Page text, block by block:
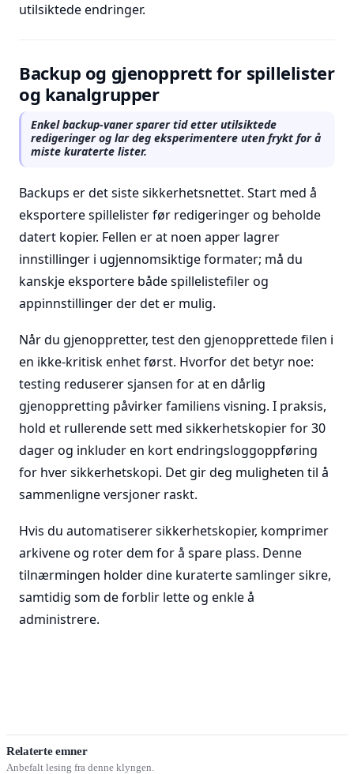
utilsiktede endringer.
Backup og gjenopprett for spillelister
og kanalgrupper
Enkel backup-vaner sparer tid etter utilsiktede
redigeringer og lar deg eksperimentere uten frykt for å
miste kuraterte lister.
Backups er det siste sikkerhetsnettet. Start med å
eksportere spillelister før redigeringer og beholde
datert kopier. Fellen er at noen apper lagrer
innstillinger i ugjennomsiktige formater; må du
kanskje eksportere både spillelistefiler og
appinnstillinger der det er mulig.
Når du gjenoppretter, test den gjenopprettede filen i
en ikke-kritisk enhet først. Hvorfor det betyr noe:
testing reduserer sjansen for at en dårlig
gjenoppretting påvirker familiens visning. I praksis,
hold et rullerende sett med sikkerhetskopier for 30
dager og inkluder en kort endringsloggoppføring
for hver sikkerhetskopi. Det gir deg muligheten til å
sammenligne versjoner raskt.
Hvis du automatiserer sikkerhetskopier, komprimer
arkivene og roter dem for å spare plass. Denne
tilnærmingen holder dine kuraterte samlinger sikre,
samtidig som de forblir lette og enkle å
administrere.
Relaterte emner
Anbefalt lesing fra denne klyngen.